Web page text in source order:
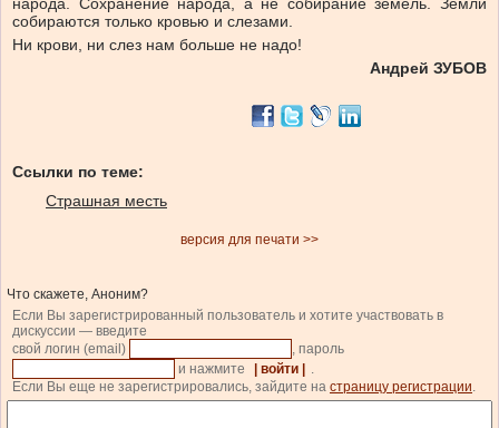
народа. Сохранение народа, а не собирание земель. Земли
собираются только кровью и слезами.
Ни крови, ни слез нам больше не надо!
Андрей ЗУБОВ
Ссылки по теме:
Страшная месть
версия для печати >>
Что скажете, Аноним?
Если Вы зарегистрированный пользователь и хотите участвовать в
дискуссии — введите
свой логин (email)
, пароль
и нажмите
| войти |
.
Если Вы еще не зарегистрировались, зайдите на страницу регистрации.